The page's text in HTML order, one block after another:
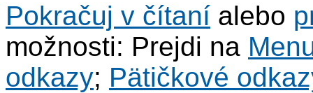
Pokračuj v čítaní alebo
možnosti: Prejdi na
odkazy; Pätičkové